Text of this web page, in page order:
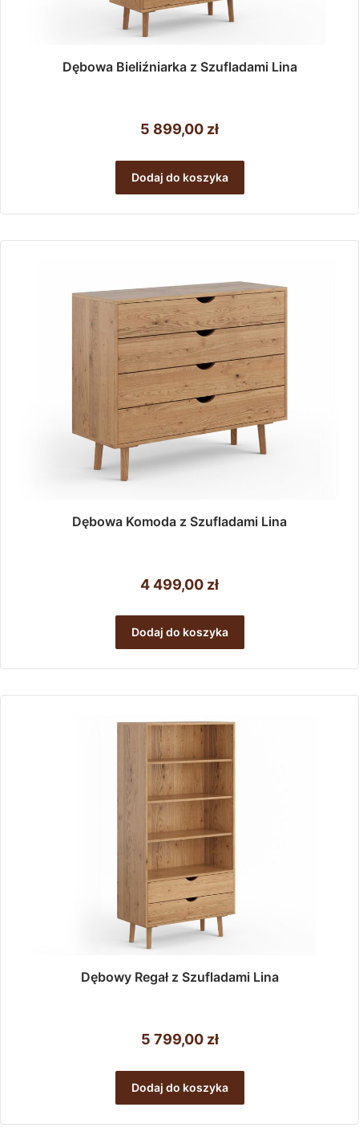
Dębowa Bieliźniarka z Szufladami Lina
5 899,00 zł
Dodaj do koszyka
Dębowa Komoda z Szufladami Lina
4 499,00 zł
Dodaj do koszyka
Dębowy Regał z Szufladami Lina
5 799,00 zł
Dodaj do koszyka